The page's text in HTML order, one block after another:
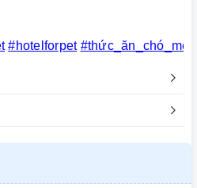
#hotelforpet #thức_ăn_chó_mèo